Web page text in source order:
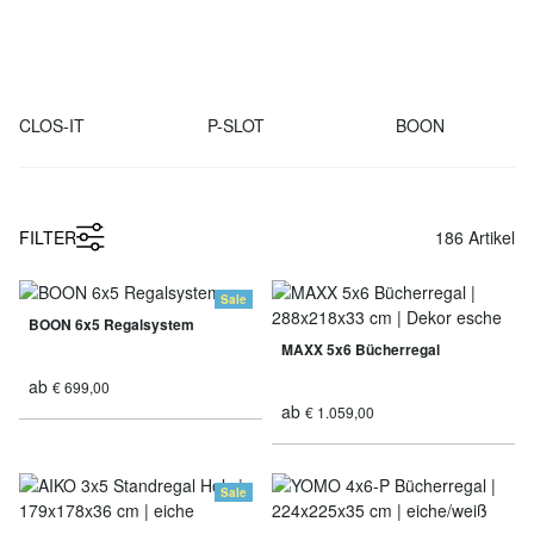
CLOS-IT P-SLOT BOON
FILTER 1 186 Artikel
Sale
BOON 6x5 Regalsystem
ab € 699,00
MAXX 5x6 Bücherregal
ab € 1.059,00
Sale